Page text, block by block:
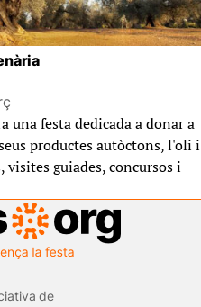
una festa dedicada a donar a
productes autòctons, l'oli i
visites guiades, concursos i
de